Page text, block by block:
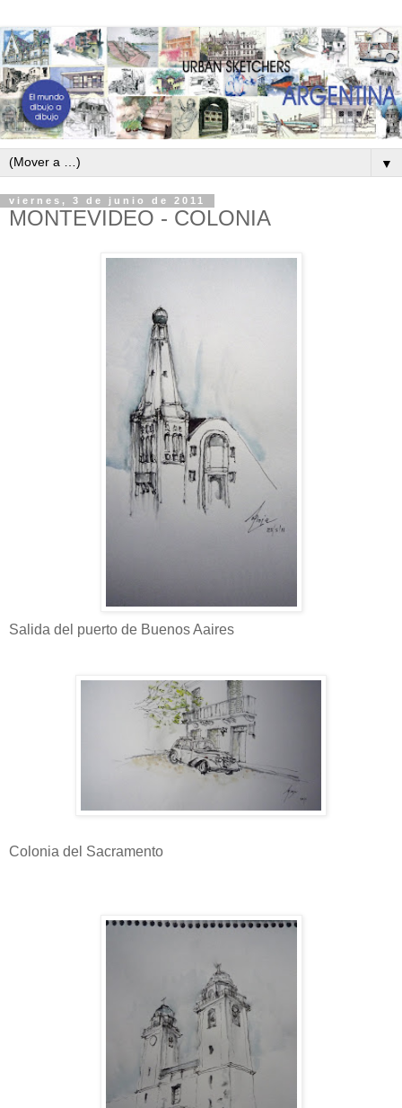
▼
viernes, 3 de junio de 2011
MONTEVIDEO - COLONIA
Salida del puerto de Buenos Aaires
Colonia del Sacramento